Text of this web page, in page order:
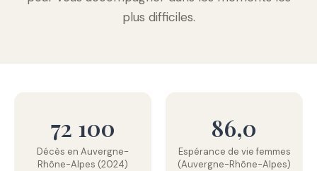
plus difficiles.
72 100
Décès en Auvergne-
Rhône-Alpes (2024)
86,0
Espérance de vie femmes
(Auvergne-Rhône-Alpes)